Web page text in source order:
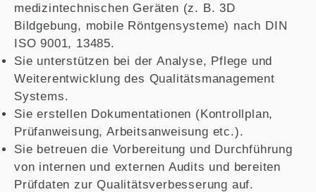
medizintechnischen Geräten (z. B. 3D
Bildgebung, mobile Röntgensysteme) nach DIN
ISO 9001, 13485.
Sie unterstützen bei der Analyse, Pflege und
Weiterentwicklung des Qualitätsmanagement
Systems.
Sie erstellen Dokumentationen (Kontrollplan,
Prüfanweisung, Arbeitsanweisung etc.).
Sie betreuen die Vorbereitung und Durchführung
von internen und externen Audits und bereiten
Prüfdaten zur Qualitätsverbesserung auf.